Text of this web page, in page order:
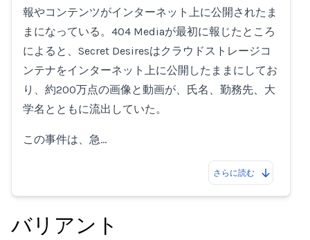
報やコンテンツがインターネット上に公開されたま
まになっている。404 Mediaが最初に報じたところ
によると、Secret Desiresはクラウドストレージコ
ンテナをインターネット上に公開したままにしてお
り、約200万点の画像と動画が、氏名、勤務先、大
学名とともに流出していた。
この事件は、急…
さらに読む
バリアント